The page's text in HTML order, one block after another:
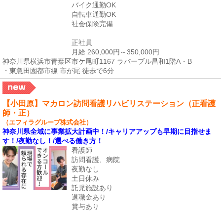
バイク通勤OK
自転車通勤OK
社会保険完備
正社員
月給 260,000円～350,000円
神奈川県横浜市青葉区市ケ尾町1167 ラバーブル昌和1階A・B
・東急田園都市線 市が尾 徒歩で6分
【小田原】マカロン訪問看護リハビリステーション（正看護
師・正）
（エフィラグループ株式会社）
神奈川県全域に事業拡大計画中！/キャリアアップも早期に目指せま
す！/夜勤なし！/選べる働き方！
看護師
訪問看護、病院
夜勤なし
土日休み
託児施設あり
退職金あり
賞与あり